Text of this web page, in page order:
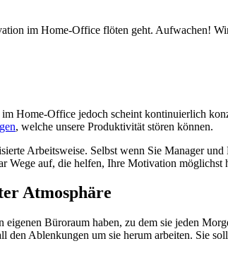
im Home-Office flöten geht. Aufwachen!
Home-Office jedoch scheint kontinuierlich
, welche unsere Produktivität stören können.
Arbeitsweise. Selbst wenn Sie Manager
Wege auf, die helfen, Ihre Motivation möglichst
Atmosphäre
Büroraum haben, zu dem sie jeden
Ablenkungen um sie herum arbeiten. Sie